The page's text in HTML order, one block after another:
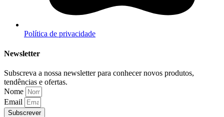
Política de privacidade
Newsletter
Subscreva a nossa newsletter para conhecer novos produtos,
tendências e ofertas.
Nome
Email
Subscrever